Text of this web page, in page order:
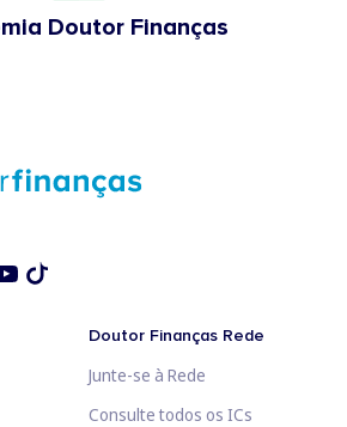
Doutor Finanças
Doutor Finanças Rede
Junte-se à Rede
Consulte todos os ICs